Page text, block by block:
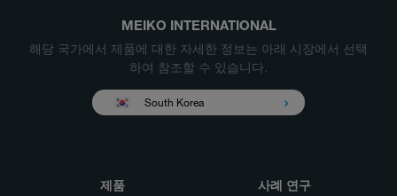
MEIKO INTERNATIONAL
해당 국가에서 제품에 대한 자세한 정보는 아래 시장에서 선택
하여 참조할 수 있습니다.
South Korea
제품 사례 연구